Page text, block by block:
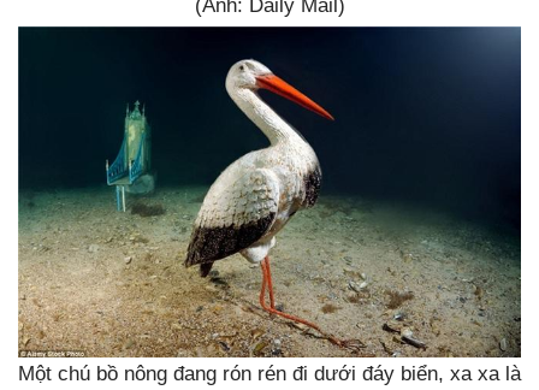
(Ảnh: Daily Mail)
Một chú bồ nông đang rón rén đi dưới đáy biển, xa xa là